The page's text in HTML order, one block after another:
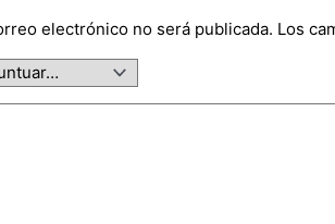
electrónico no será publicada. Los